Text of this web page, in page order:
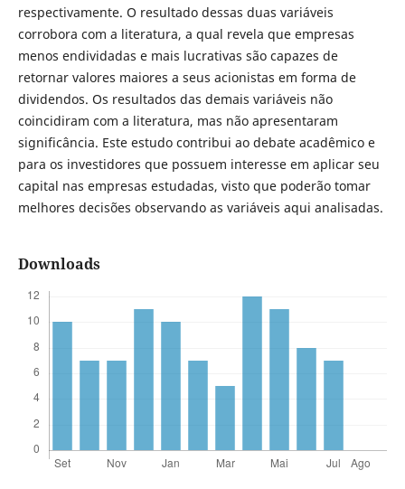
respectivamente. O resultado dessas duas variáveis
corrobora com a literatura, a qual revela que empresas
menos endividadas e mais lucrativas são capazes de
retornar valores maiores a seus acionistas em forma de
dividendos. Os resultados das demais variáveis não
coincidiram com a literatura, mas não apresentaram
significância. Este estudo contribui ao debate acadêmico e
para os investidores que possuem interesse em aplicar seu
capital nas empresas estudadas, visto que poderão tomar
melhores decisões observando as variáveis aqui analisadas.
Downloads